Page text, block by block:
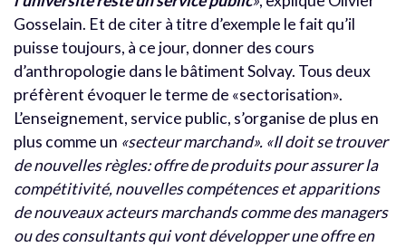
Gosselain. Et de citer à titre d’exemple le fait qu’il
puisse toujours, à ce jour, donner des cours
d’anthropologie dans le bâtiment Solvay. Tous deux
préfèrent évoquer le terme de «sectorisation».
L’enseignement, service public, s’organise de plus en
plus comme un «secteur marchand». «Il doit se trouver
de nouvelles règles: offre de produits pour assurer la
compétitivité, nouvelles compétences et apparitions
de nouveaux acteurs marchands comme des managers
ou des consultants qui vont développer une offre en